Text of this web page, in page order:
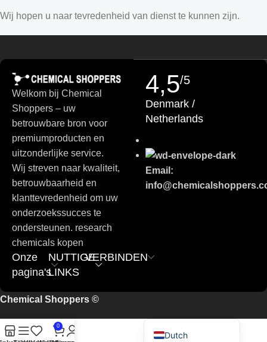
Wij hopen u naar tevredenheid van dienst te kunnen zijn.
Welkom bij Chemical
Shoppers – uw
betrouwbare bron voor
premiumproducten en
uitzonderlijke service.
Wij streven naar kwaliteit,
betrouwbaarheid en
klanttevredenheid om uw
onderzoekssucces te
ondersteunen. research
chemicals kopen
Onze
pagina's
NUTTIGE
LINKS
VERBINDEN
4,5/5
Denmark /
Netherlands
Email:
Chemical Shoppers ©
0
Dutch
Slovak
Polish
Russian
Swedish
Danish
Turkish